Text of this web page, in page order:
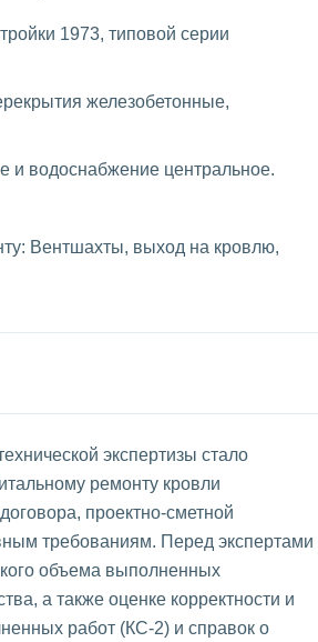
1973, типовой серии
железобетонные,
и водоснабжение центральное.
Вентшахты, выход на кровлю,
экспертизы стало
ремонту кровли
проектно-сметной
требованиям. Перед экспертами
объема выполненных
а также оценке корректности и
работ (КС-2) и справок о